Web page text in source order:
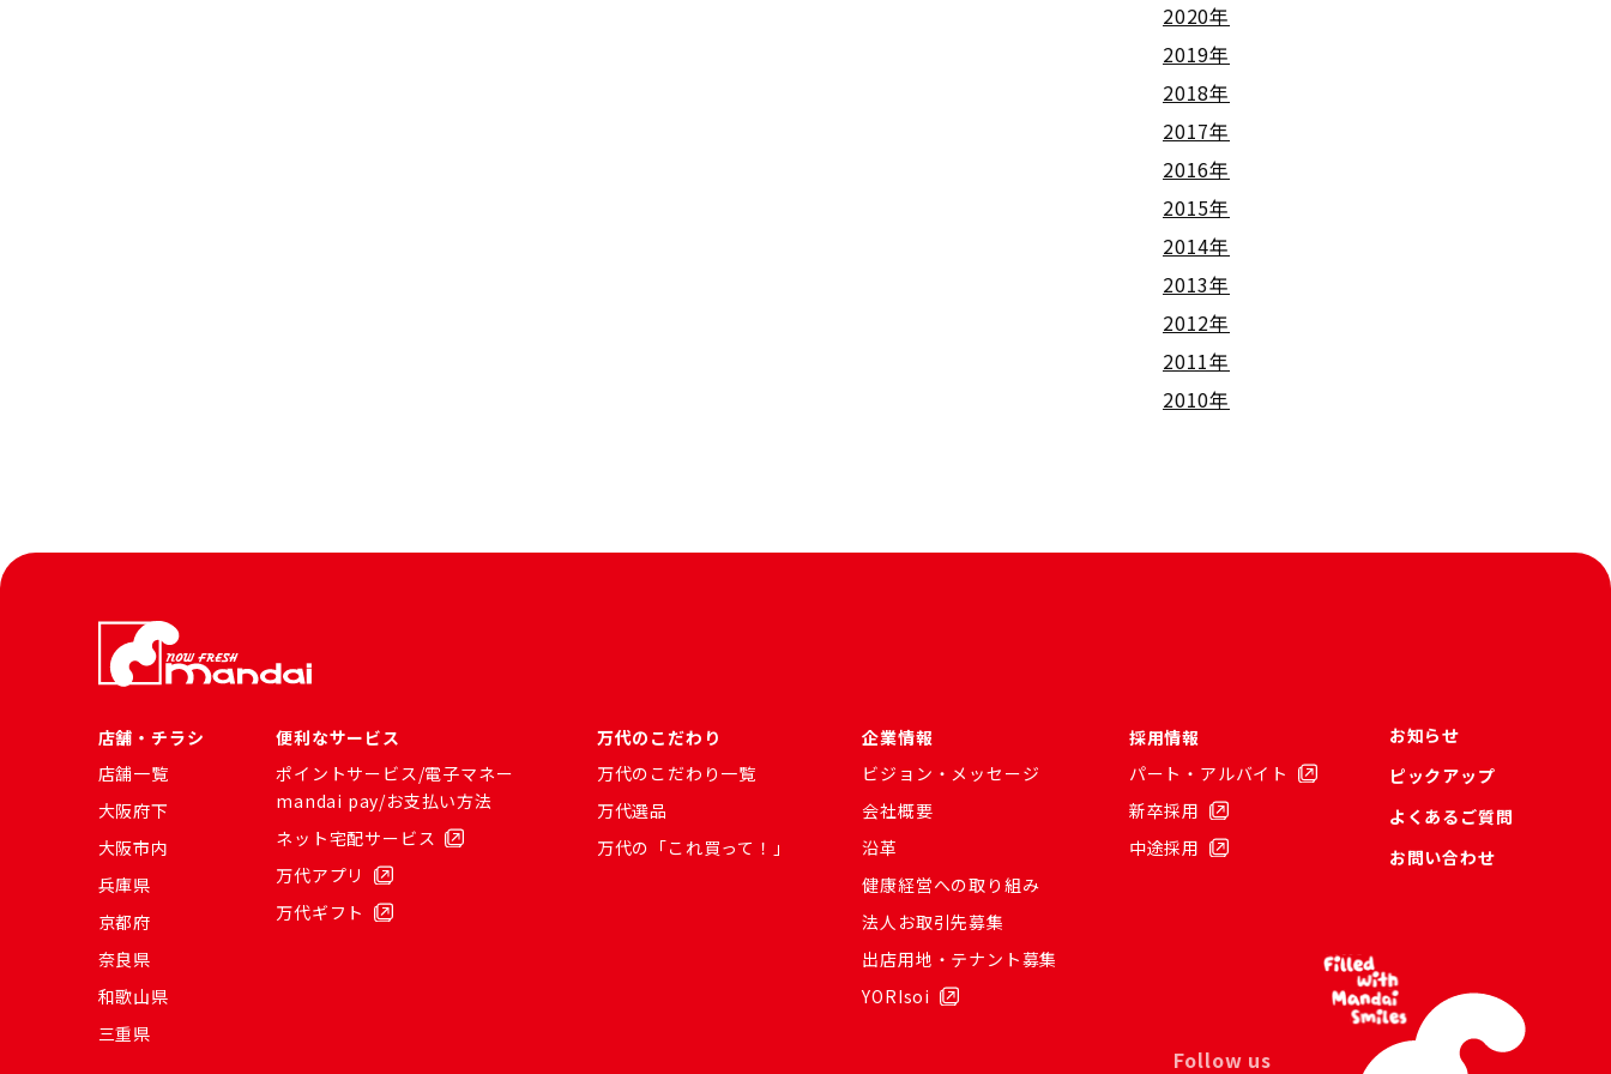
2020年
2019年
2018年
2017年
2016年
2015年
2014年
2013年
2012年
2011年
2010年
店舗・チラシ
店舗一覧
大阪府下
大阪市内
兵庫県
京都府
奈良県
和歌山県
三重県
便利なサービス
ポイントサービス/電子マネー
mandai pay/お支払い方法
ネット宅配サービス
万代アプリ
万代ギフト
万代のこだわり
万代のこだわり一覧
万代選品
万代の「これ買って！」
企業情報
ビジョン・メッセージ
会社概要
沿革
健康経営への取り組み
法人お取引先募集
出店用地・テナント募集
YORIsoi
採用情報
パート・アルバイト
新卒採用
中途採用
お知らせ
ピックアップ
よくあるご質問
お問い合わせ
Follow us